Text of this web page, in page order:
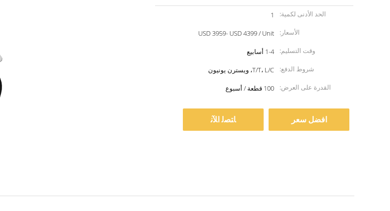
الحد الأدنى لكمية:
1
الأسعار:
USD 3959- USD 4399 / Unit
وقت التسليم:
1-4 أسابيع
شروط الدفع:
T/T، L/C، ويسترن يونيون
القدرة على العرض:
100 قطعة / أسبوع
افضل سعر ﺎﺘﺼﻟ ﺍﻶﻧ